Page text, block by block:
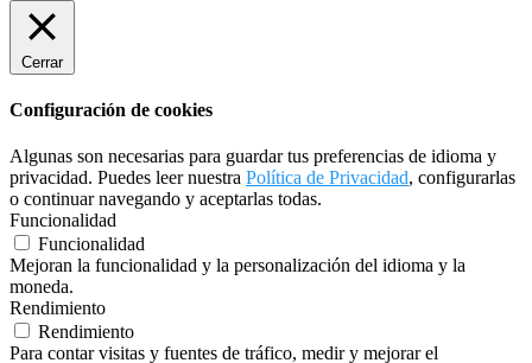
Cerrar
Configuración de cookies
Algunas son necesarias para guardar tus preferencias de idioma y
privacidad. Puedes leer nuestra Política de Privacidad, configurarlas
o continuar navegando y aceptarlas todas.
Funcionalidad
Funcionalidad
Mejoran la funcionalidad y la personalización del idioma y la
moneda.
Rendimiento
Rendimiento
Para contar visitas y fuentes de tráfico, medir y mejorar el